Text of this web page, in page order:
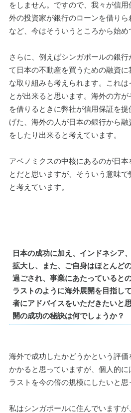
をしません。ですので、我々が信
外の投資家が銀行のローンを借り
など、今はそういうところから始め
さらに、例えばシンガポールの銀
て日本の不動産を買うための融資に
な取り組みも考えられます。これは
とが出来ると思います。海外の方
を借りるときに弊社が信用保証を
げた、海外の人が日本の銀行から
をしたり出来ると考えています。
アベノミクスの中核にあるのが日本
とだと思いますが、そういう意味
と考えています。
日本の成功に加え、インドネシア
拡大し、また、ご自身はほとんど
過ごされ、事業にあたっていると
ラストのように海外展開を目指し
者にアドバイスをいただきたいと
開の成功の秘訣は何でしょうか？
海外で成功したかどうかという評
かかると思っていますが、個人的に
ラストを今の倍の規模にしたいと思
私はシンガポールに住んでいます